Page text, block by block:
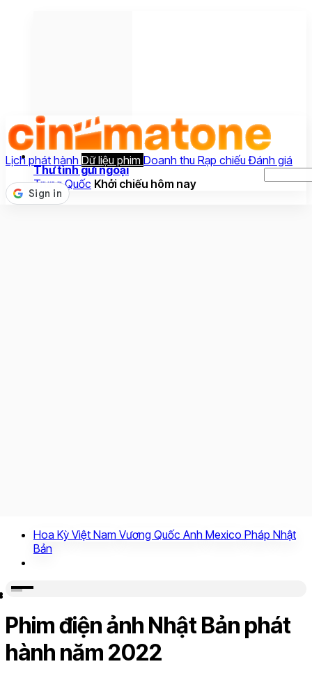
Thư tình gửi ngoại
Trung Quốc Khởi chiếu hôm nay
Lịch phát hành Dữ liệu phim Doanh thu Rạp chiếu Đánh giá
Hoa Kỳ Việt Nam Vương Quốc Anh Mexico Pháp Nhật
Bản
Phim điện ảnh Nhật Bản phát
hành năm 2022